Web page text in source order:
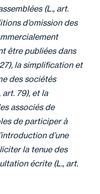
(L., art.
d’omission des
être publiées dans
la simplification et
des sociétés
79), et la
associés de
de participer à
d’une
la tenue des
écrite (L., art.